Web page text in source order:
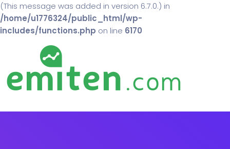
(This message was added in version 6.7.0.) in
/home/u1776324/public_html/wp-
includes/functions.php on line 6170